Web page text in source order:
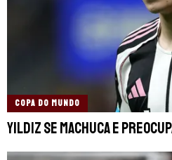
COPA DO MUNDO
Yildiz se machuca e